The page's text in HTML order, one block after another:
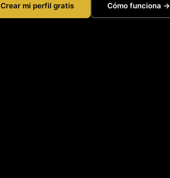
Crear mi perfil gratis Cómo funciona →